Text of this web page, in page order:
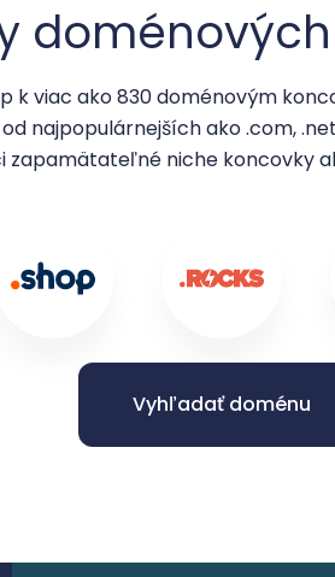
k viac ako 830 doménovým
od najpopulárnejších ako .com,
zapamätateľné niche koncovky
Vyhľadať doménu